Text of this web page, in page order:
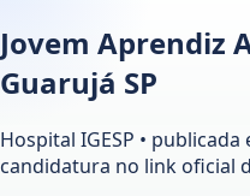
Jovem Aprendiz
Guarujá SP
Hospital IGESP • publicada
candidatura no link oficial